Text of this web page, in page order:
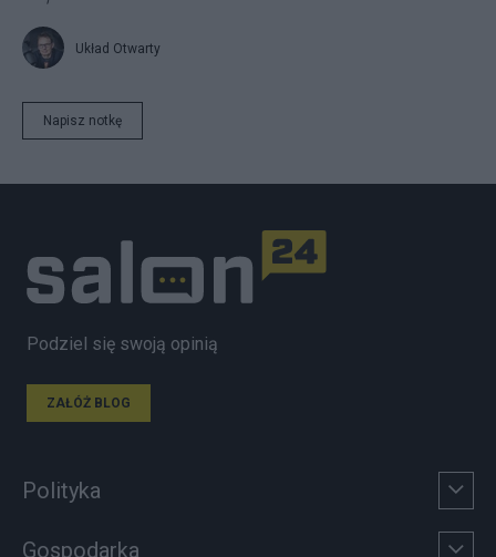
Układ Otwarty
Napisz notkę
Podziel się swoją opinią
ZAŁÓŻ BLOG
Polityka
Gospodarka